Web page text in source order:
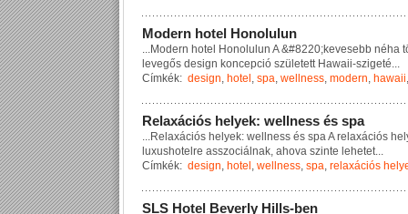
Modern hotel Honolulun
...Modern hote Hono u un A &#8220;kevesebb né ha t
evegős design koncepció szü etett Hawaii-szigeté...
Címkék: design, hotel , spa, wellness, modern, hawaii
Relaxációs helyek: wellness és spa
...Re axációs he ye k: we ness és spaA re axációs he
uxushote re asszociá nak, ahova szinte e hetet...
Címkék: design, hotel , wellness, spa, relaxációs
SLS Hotel Beverly Hills-ben